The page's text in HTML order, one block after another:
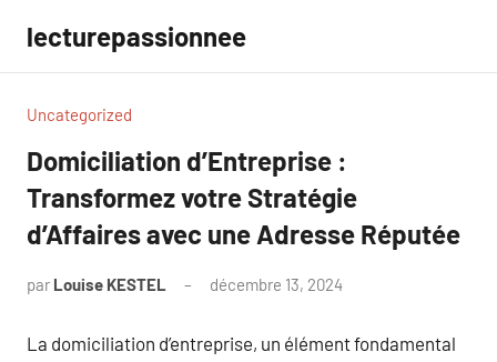
contenu
lecturepassionnee
Uncategorized
Domiciliation d’Entreprise :
Transformez votre Stratégie
d’Affaires avec une Adresse Réputée
par Louise KESTEL décembre 13, 2024
La domiciliation d’entreprise, un élément fondamental